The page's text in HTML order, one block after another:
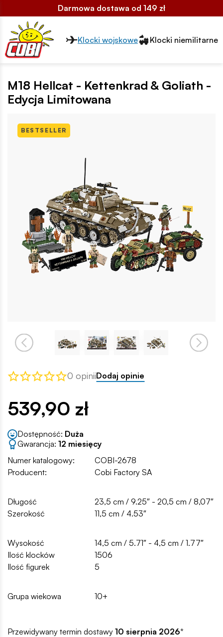
Darmowa dostawa od 149 zł
Przełącznik segmentów2
Klocki wojskowe Klocki niemilitarne
M18 Hellcat - Kettenkrad & Goliath -
Edycja Limitowana
BESTSELLER
0 opiniiDodaj opinie
539,90 zł
Dostępność: Duża
Gwarancja: 12 miesięcy
Numer katalogowy:
COBI-2678
Producent:
Cobi Factory SA
Długość
23,5 cm / 9.25″ - 20,5 cm / 8,07″
Szerokość
11,5 cm / 4.53″
Wysokość
14,5 cm / 5.71″ - 4,5 cm / 1.77″
Ilość klocków
1506
Ilość figurek
5
Grupa wiekowa 10+
Przewidywany termin dostawy 10 sierpnia 2026*